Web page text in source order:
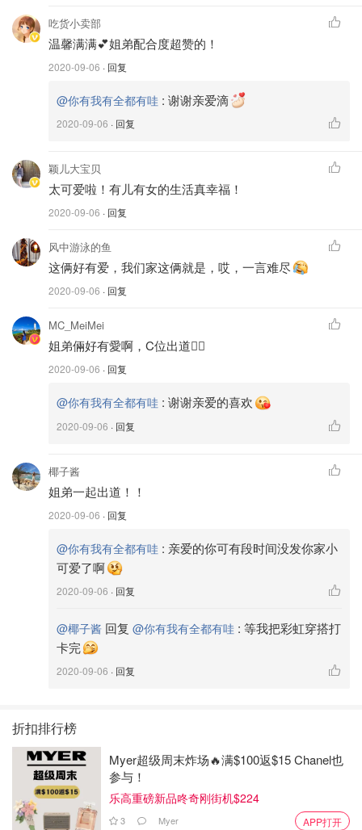
明亮有活力的橙色，也是我最爱的颜色之一，虽然我很少有
橙色的衣服但是包包配饰等还是有不少橙色单品的，感觉如
果穿一身比较素的颜色搭配橙色特别亮眼。当然小朋友们穿
橙色就非常好看了，看起来的特别的活泼开朗。
你有我有全都有哇 16
🧡今天早上就有预谋的给他俩穿上了橙色，但是早上并
下午去target drive up了昨晚的订单，我就知道可以拍照
了，因为我买了棒棒糖🍭呀！这可是娃们拍照听话的神
色我很少有橙色的衣服，包鞋饰品类可以有。娃们的橙
色衣服其实也不多，尤其我觉得显姐姐太黑了所以很少
买了。他俩这套虽然不是同款，但是同是橙色系搭配起
来也挺配的。男孩女孩真的也不太好买同款，除非是比
较中性的，所以我更喜欢同色系或同款不同色的搭配。
吃货小卖部
温馨满满💕姐弟配合度超赞的！
2020-09-06 · 回复
@你有我有全都有哇 : 谢谢亲爱滴
2020-09-06 · 回复
颖儿大宝贝
太可爱啦！有儿有女的生活真幸福！
2020-09-06 · 回复
风中游泳的鱼
这俩好有爱，我们家这俩就是，哎，一言难尽
2020-09-06 · 回复
MC_MeiMei
姐弟倆好有愛啊，C位出道👍🏻
2020-09-06 · 回复
@你有我有全都有哇 : 谢谢亲爱的喜欢
2020-09-06 · 回复
椰子酱
姐弟一起出道！！
2020-09-06 · 回复
@你有我有全都有哇 : 亲爱的你可有段时间没发你家小
可爱了啊
2020-09-06 · 回复
@椰子酱 回复 @你有我有全都有哇 : 等我把彩虹穿搭打
卡完
2020-09-06 · 回复
折扣排行榜
Myer超级周末炸场🔥满$100返$15 Chanel也
参与！
乐高重磅新品咚奇刚街机$224
3 Myer APP打开